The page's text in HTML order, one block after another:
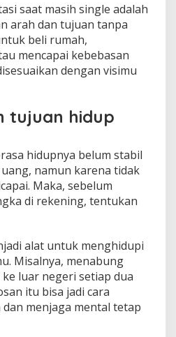
saat masih single adalah
arah dan tujuan tanpa
beli rumah,
mencapai kebebasan
dengan visimu
tujuan hidup
hidupnya belum stabil
namun karena tidak
Maka, sebelum
di rekening, tentukan
alat untuk menghidupi
Misalnya, menabung
luar negeri setiap dua
itu bisa jadi cara
menjaga mental tetap